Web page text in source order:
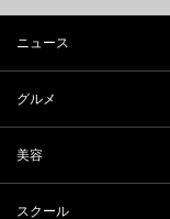
ニュース
グルメ
美容
スクール